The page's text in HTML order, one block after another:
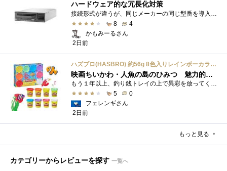
ハードウェア的な冗長化対策
接続形式が違うが、同じメーカーの同じ型番を導入しています。製品としてのレビューは下記の方で行っています。いざ使おうとしたときに故障�...
8
4
かもみーるさん
2日前
ハズブロ(HASBRO) 約56g 8色入りレインボーカラーのプレイ・ドー、新学期用品、2才以上のプリスクールの子供向け、子供向けのアート&クラフト 粘土 ねんど、こどもの日、子供の日プレゼント
映画ちいかわ・人魚の島のひみつ 魅力的なビラン：セイレーンを造ってみた
5
0
フェレンギさん
2日前
もっと見る
カテゴリーからレビューを探す 一覧へ